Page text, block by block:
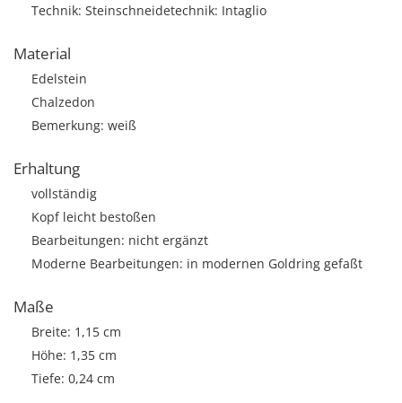
Technik: Steinschneidetechnik: Intaglio
Material
Edelstein
Chalzedon
Bemerkung: weiß
Erhaltung
vollständig
Kopf leicht bestoßen
Bearbeitungen: nicht ergänzt
Moderne Bearbeitungen: in modernen Goldring gefaßt
Maße
Breite: 1,15 cm
Höhe: 1,35 cm
Tiefe: 0,24 cm